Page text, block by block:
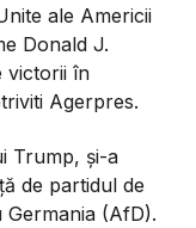
ale Americii
Donald J.
victorii în
Agerpres.
Trump, și-a
de partidul de
(AfD).